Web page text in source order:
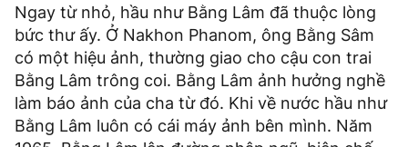
Ngay từ nhỏ, hầu như Bằng Lâm đã thuộc lòng
bức thư ấy. Ở Nakhon Phanom, ông Bằng Sâm
có một hiệu ảnh, thường giao cho cậu con trai
Bằng Lâm trông coi. Bằng Lâm ảnh hưởng nghề
làm báo ảnh của cha từ đó. Khi về nước hầu như
Bằng Lâm luôn có cái máy ảnh bên mình. Năm